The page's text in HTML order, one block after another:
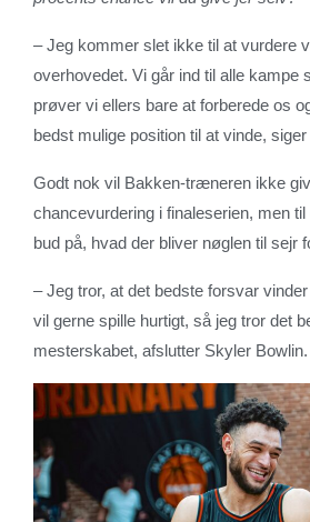
– Jeg kommer slet ikke til at vurdere
overhovedet. Vi går ind til alle kampe
prøver vi ellers bare at forberede os
bedst mulige position til at vinde,
Godt nok vil Bakken-træneren ikke
chancevurdering i finaleserien, men
bud på, hvad der bliver nøglen til sejr
– Jeg tror, at det bedste forsvar
vil gerne spille hurtigt, så jeg tror det
mesterskabet, afslutter Skyler Bowlin.